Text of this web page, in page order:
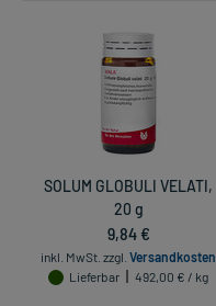
SOLUM GLOBULI VELATI,
20 g
9,84 €
inkl. MwSt. zzgl. Versandkosten
Lieferbar
492,00 € / kg